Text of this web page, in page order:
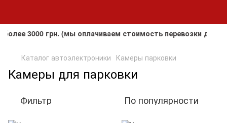
грн. (мы оплачиваем стоимость перевозки до
Каталог автоэлектроники Камеры парковки
Камеры для парковки
Фильтр По популярности